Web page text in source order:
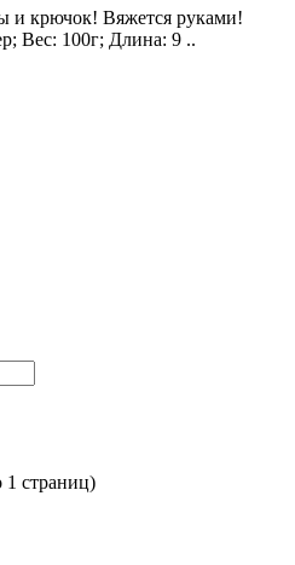
и крючок! Вяжется руками!
Вес: 100г; Длина: 9 ..
1 страниц)